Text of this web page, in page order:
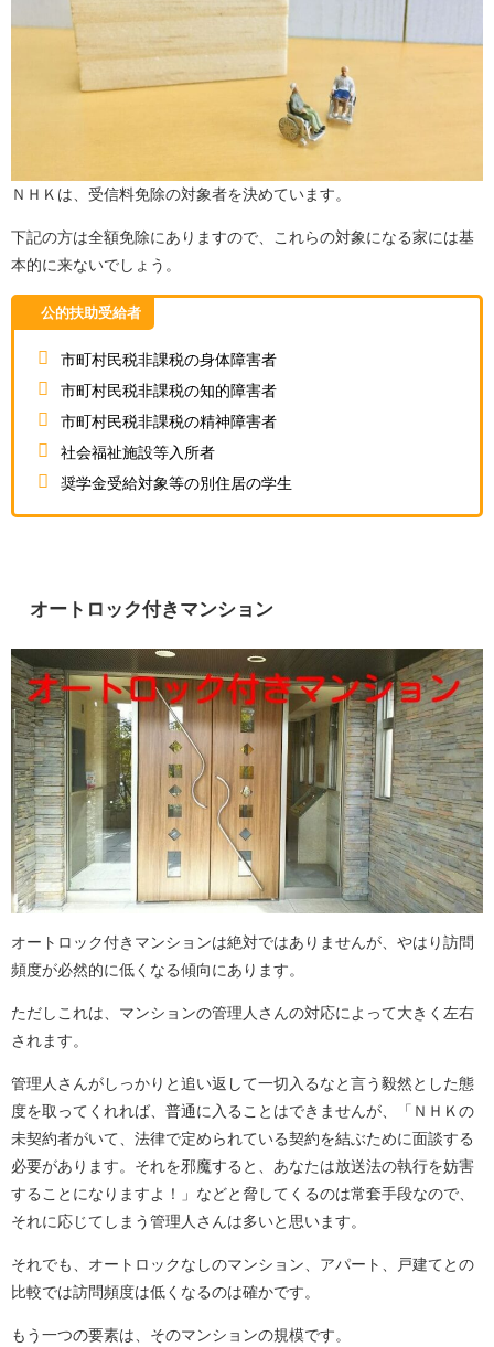
ＮＨＫは、受信料免除の対象者を決めています。
下記の方は全額免除にありますので、これらの対象になる家には基
本的に来ないでしょう。
公的扶助受給者
市町村民税非課税の身体障害者
市町村民税非課税の知的障害者
市町村民税非課税の精神障害者
社会福祉施設等入所者
奨学金受給対象等の別住居の学生
オートロック付きマンション
オートロック付きマンションは絶対ではありませんが、やはり訪問
頻度が必然的に低くなる傾向にあります。
ただしこれは、マンションの管理人さんの対応によって大きく左右
されます。
管理人さんがしっかりと追い返して一切入るなと言う毅然とした態
度を取ってくれれば、普通に入ることはできませんが、「ＮＨＫの
未契約者がいて、法律で定められている契約を結ぶために面談する
必要があります。それを邪魔すると、あなたは放送法の執行を妨害
することになりますよ！」などと脅してくるのは常套手段なので、
それに応じてしまう管理人さんは多いと思います。
それでも、オートロックなしのマンション、アパート、戸建てとの
比較では訪問頻度は低くなるのは確かです。
もう一つの要素は、そのマンションの規模です。